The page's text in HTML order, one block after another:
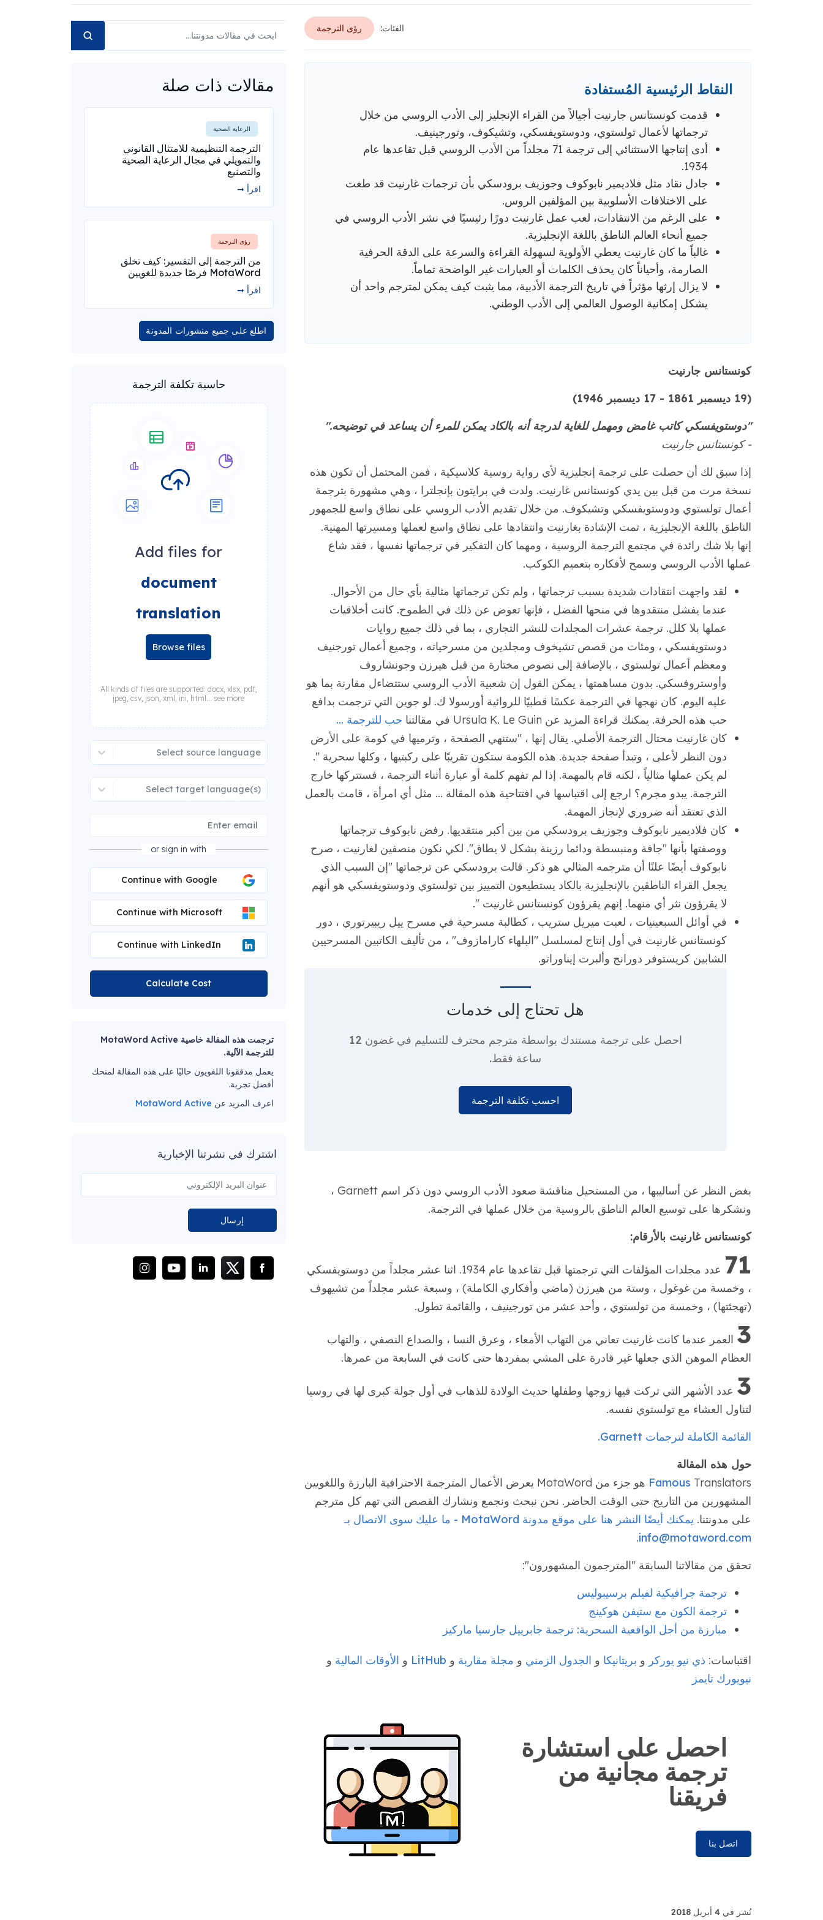
الفئات: رؤى الترجمة
النقاط الرئيسية المُستفادة
قدمت كونستانس جارنيت أجيالاً من القراء الإنجليز إلى الأدب الروسي من خلال
ترجماتها لأعمال تولستوي، ودوستويفسكي، وتشيكوف، وتورجينيف.
أدى إنتاجها الاستثنائي إلى ترجمة 71 مجلداً من الأدب الروسي قبل تقاعدها عام
1934.
جادل نقاد مثل فلاديمير نابوكوف وجوزيف برودسكي بأن ترجمات غارنيت قد طغت
على الاختلافات الأسلوبية بين المؤلفين الروس.
على الرغم من الانتقادات، لعب عمل غارنيت دورًا رئيسيًا في نشر الأدب الروسي في
جميع أنحاء العالم الناطق باللغة الإنجليزية.
غالباً ما كان غارنيت يعطي الأولوية لسهولة القراءة والسرعة على الدقة الحرفية
الصارمة، وأحياناً كان يحذف الكلمات أو العبارات غير الواضحة تماماً.
لا يزال إرثها مؤثراً في تاريخ الترجمة الأدبية، مما يثبت كيف يمكن لمترجم واحد أن
يشكل إمكانية الوصول العالمي إلى الأدب الوطني.
كونستانس جارنيت
(19 ديسمبر 1861 - 17 ديسمبر 1946)
"دوستويفسكي كاتب غامض ومهمل للغاية لدرجة أنه بالكاد يمكن للمرء أن يساعد في توضيحه."
- كونستانس جارنيت
إذا سبق لك أن حصلت على ترجمة إنجليزية لأي رواية روسية كلاسيكية ، فمن المحتمل أن تكون هذه
نسخة مرت من قبل بين يدي كونستانس غارنيت. ولدت في برايتون بإنجلترا ، وهي مشهورة بترجمة
أعمال تولستوي ودوستويفسكي وتشيكوف. من خلال تقديم الأدب الروسي على نطاق واسع للجمهور
الناطق باللغة الإنجليزية ، تمت الإشادة بغارنيت وانتقادها على نطاق واسع لعملها ومسيرتها المهنية.
إنها بلا شك رائدة في مجتمع الترجمة الروسية ، ومهما كان التفكير في ترجماتها نفسها ، فقد شاع
عملها الأدب الروسي وسمح لأفكاره بتعميم الكوكب.
لقد واجهت انتقادات شديدة بسبب ترجماتها ، ولم تكن ترجماتها مثالية بأي حال من الأحوال.
عندما يفشل منتقدوها في منحها الفضل ، فإنها تعوض عن ذلك في الطموح. كانت أخلاقيات
عملها بلا كلل. ترجمة عشرات المجلدات للنشر التجاري ، بما في ذلك جميع روايات
دوستويفسكي ، ومئات من قصص تشيخوف ومجلدين من مسرحياته ، وجميع أعمال تورجنيف
ومعظم أعمال تولستوي ، بالإضافة إلى نصوص مختارة من قبل هيرزن وجونشاروف
وأوستروفسكي. بدون مساهمتها ، يمكن القول إن شعبية الأدب الروسي ستتضاءل مقارنة بما هو
عليه اليوم. كان نهجها في الترجمة عكسًا قطبيًا للروائية أورسولا ك. لو جوين التي ترجمت بدافع
حب هذه الحرفة. يمكنك قراءة المزيد عن Ursula K. Le Guin في مقالتنا
حب للترجمة ...
كان غارنيت محتال الترجمة الأصلي. يقال إنها ، "ستنهي الصفحة ، وترميها في كومة على الأرض
دون النظر لأعلى ، وتبدأ صفحة جديدة. هذه الكومة ستكون تقريبًا على ركبتيها ، وكلها سحرية ".
لم يكن عملها مثالياً ، لكنه قام بالمهمة. إذا لم تفهم كلمة أو عبارة أثناء الترجمة ، فستتركها خارج
الترجمة. يبدو مجرم؟ ارجع إلى اقتباسها في افتتاحية هذه المقالة ... مثل أي امرأة ، قامت بالعمل
الذي تعتقد أنه ضروري لإنجاز المهمة.
كان فلاديمير نابوكوف وجوزيف برودسكي من بين أكبر منتقديها. رفض نابوكوف ترجماتها
ووصفتها بأنها "جافة ومنبسطة ودائما رزينة بشكل لا يطاق". لكي نكون منصفين لغارنيت ، صرح
نابوكوف أيضًا علنًا أن مترجمه المثالي هو ذكر. قالت برودسكي عن ترجماتها "إن السبب الذي
يجعل القراء الناطقين بالإنجليزية بالكاد يستطيعون التمييز بين تولستوي ودوستويفسكي هو أنهم
لا يقرؤون نثر أي منهما. إنهم يقرؤون كونستانس غارنيت ".
في أوائل السبعينيات ، لعبت ميريل ستريب ، كطالبة مسرحية في مسرح ييل ريبيرتوري ، دور
كونستانس غارنيت في أول إنتاج لمسلسل "البلهاء كارامازوف" ، من تأليف الكاتبين المسرحيين
الشابين كريستوفر دورانج وألبرت إيناوراتو.
هل تحتاج إلى خدمات
احصل على ترجمة مستندك بواسطة مترجم محترف
للتسليم في غضون 12
ساعة فقط.
احسب تكلفة الترجمة
بغض النظر عن أساليبها ، من المستحيل مناقشة صعود الأدب الروسي دون ذكر اسم Garnett ،
ونشكرها على توسيع العالم الناطق بالروسية من خلال عملها في الترجمة.
كونستانس غارنيت بالأرقام:
71
عدد مجلدات المؤلفات التي ترجمتها قبل تقاعدها عام 1934. اثنا عشر مجلداً من دوستويفسكي
، وخمسة من غوغول ، وستة من هيرزن (ماضي وأفكاري الكاملة) ، وسبعة عشر مجلداً من تشيهوف
(تهجئتها) ، وخمسة من تولستوي ، وأحد عشر من تورجينيف ، والقائمة تطول.
3 العمر عندما كانت غارنيت تعاني من التهاب الأمعاء ، وعرق النسا ، والصداع النصفي ، والتهاب
العظام الموهن الذي جعلها غير قادرة على المشي بمفردها حتى كانت في السابعة من عمرها.
3 عدد الأشهر التي تركت فيها زوجها وطفلها حديث الولادة للذهاب في أول جولة كبرى لها في روسيا
لتناول العشاء مع تولستوي نفسه.
القائمة الكاملة لترجمات Garnett.
حول هذه المقالة
Famous
Translators هو جزء من MotaWord يعرض الأعمال المترجمة الاحترافية البارزة واللغويين
المشهورين من التاريخ حتى الوقت الحاضر. نحن نبحث ونجمع ونشارك القصص التي تهم كل مترجم
على مدونتنا.
يمكنك أيضًا النشر هنا على موقع مدونة MotaWord - ما عليك سوى الاتصال بـ
info@motaword.com.
تحقق من مقالاتنا السابقة "المترجمون المشهورون":
ترجمة جرافيكية لفيلم برسيبوليس
ترجمة الكون مع ستيفن هوكينج
مبارزة من أجل الواقعية السحرية: ترجمة جابرييل جارسيا ماركيز
اقتباسات: ذي نيو يوركر و بريتانيكا و الجدول الزمني و مجلة مقاربة و و الأوقات المالية و
نيويورك تايمز
احصل على استشارة
ترجمة مجانية من
فريقنا
اتصل بنا
نُشر في 4 أبريل 2018
مقالات ذات صلة
الرعاية الصحية
الترجمة التنظيمية للامتثال القانوني
والتمويلي في مجال الرعاية الصحية
والتصنيع
اقرأ ➞
رؤى الترجمة
من الترجمة إلى التفسير: كيف تخلق
MotaWord فرصًا جديدة للغويين
اقرأ ➞
اطلع على جميع منشورات المدونة
حاسبة تكلفة الترجمة
Add files for
document
translation
Browse files
All kinds of files are supported: docx, xlsx, pdf,
jpeg, csv, json, xml, ini, html... see more
Select source language
Select target language(s)
or sign in with
Continue with Google
Continue with Microsoft
Continue with LinkedIn
Calculate Cost
ترجمت هذه المقالة خاصية MotaWord Active
للترجمة الآلية.
يعمل مدققونا اللغويون حاليًا على هذه المقالة لمنحك
أفضل تجربة.
اعرف المزيد عن MotaWord Active
اشترك في نشرتنا الإخبارية
إرسال